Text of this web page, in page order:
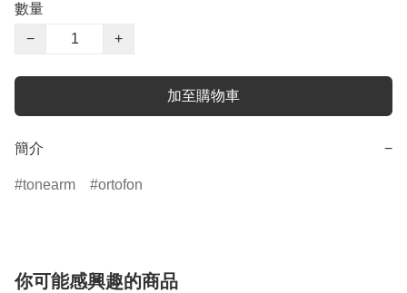
數量
−
+
加至購物車
簡介 −
tonearm ortofon
你可能感興趣的商品